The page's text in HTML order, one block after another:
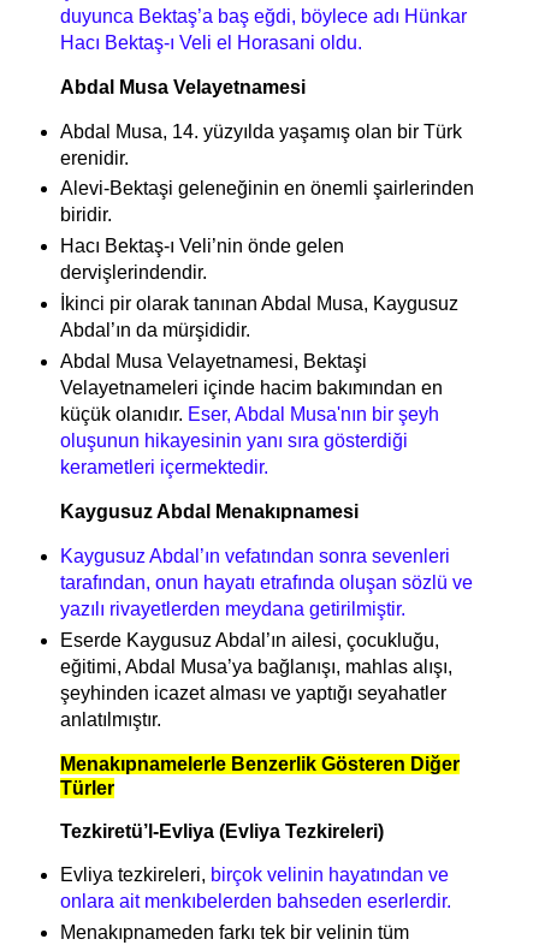
duyunca Bektaş’a baş eğdi, böylece adı Hünkar
Hacı Bektaş-ı Veli el Horasani oldu.
Abdal Musa Velayetnamesi
Abdal Musa, 14. yüzyılda yaşamış olan bir Türk
erenidir.
Alevi-Bektaşi geleneğinin en önemli şairlerinden
biridir.
Hacı Bektaş-ı Veli’nin önde gelen
dervişlerindendir.
İkinci pir olarak tanınan Abdal Musa, Kaygusuz
Abdal’ın da mürşididir.
Abdal Musa Velayetnamesi, Bektaşi
Velayetnameleri içinde hacim bakımından en
küçük olanıdır. Eser, Abdal Musa'nın bir şeyh
oluşunun hikayesinin yanı sıra gösterdiği
kerametleri içermektedir.
Kaygusuz Abdal Menakıpnamesi
Kaygusuz Abdal’ın vefatından sonra sevenleri
tarafından, onun hayatı etrafında oluşan sözlü ve
yazılı rivayetlerden meydana getirilmiştir.
Eserde Kaygusuz Abdal’ın ailesi, çocukluğu,
eğitimi, Abdal Musa’ya bağlanışı, mahlas alışı,
şeyhinden icazet alması ve yaptığı seyahatler
anlatılmıştır.
Menakıpnamelerle Benzerlik Gösteren Diğer
Türler
Tezkiretü’l-Evliya (Evliya Tezkireleri)
Evliya tezkireleri, birçok velinin hayatından ve
onlara ait menkıbelerden bahseden eserlerdir.
Menakıpnameden farkı tek bir velinin tüm